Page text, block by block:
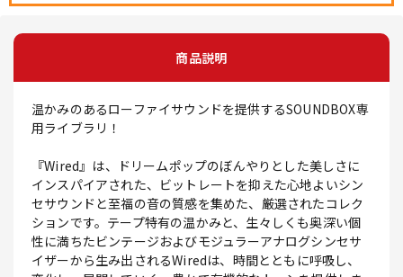
商品説明
温かみのあるローファイサウンドを提供するSOUNDBOX専
用ライブラリ！
『Wired』は、ドリームポップのぼんやりとした美しさに
インスパイアされた、ビットレートを抑えた心地よいシン
セサウンドと至福の音の質感を集めた、厳選されたコレク
ションです。テープ特有の温かみと、生々しくも奥深い個
性に満ちたビンテージおよびモジュラーアナログシンセサ
イザーから生み出されるWiredは、時間とともに呼吸し、